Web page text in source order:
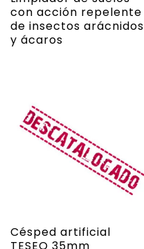
con acción repelente
de insectos arácnidos
y ácaros
Césped artificial
TESEO 35mm